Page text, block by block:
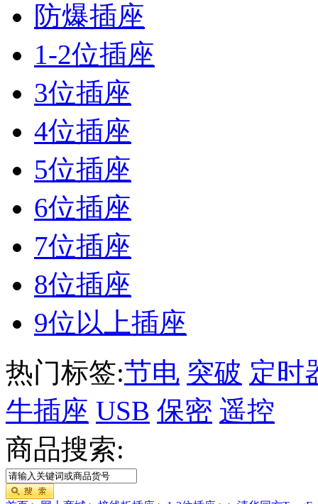
防爆插座
1-2位插座
3位插座
4位插座
5位插座
6位插座
7位插座
8位插座
9位以上插座
热门标签:节电 突破 定时
牛插座 USB 保密 遥控
商品搜索: